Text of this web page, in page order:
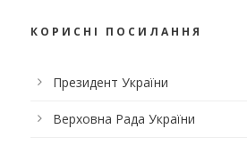
КОРИСНІ ПОСИЛАННЯ
Президент України
Верховна Рада України